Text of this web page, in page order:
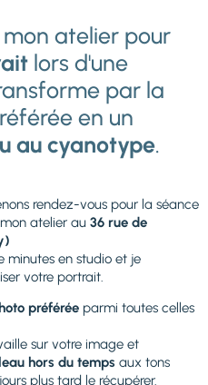
atelier pour
lors d'une
par la
en un
au cyanotype.
rendez-vous pour la séance
atelier au 36 rue de
minutes en studio et je
votre portrait.
préférée parmi toutes celles
sur votre image et
hors du temps aux tons
plus tard le récupérer.